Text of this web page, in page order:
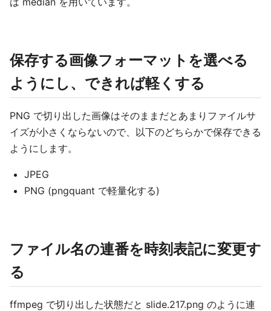
保存する画像フォーマットを選べる
ようにし、できれば軽くする
PNG で切り出した画像はそのままだとあまりファイルサ
イズが小さくならないので、以下のどちらかで保存できる
ようにします。
JPEG
PNG (pngquant で軽量化する)
ファイル名の連番を時刻表記に変更す
る
ffmpeg で切り出した状態だと slide.217.png のように連